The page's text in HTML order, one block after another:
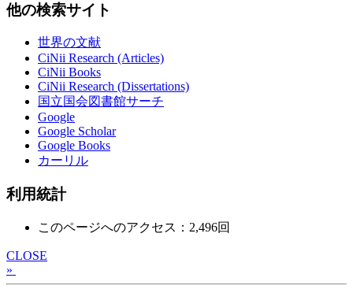
他の検索サイト
世界の文献
CiNii Research (Articles)
CiNii Books
CiNii Research (Dissertations)
国立国会図書館サーチ
Google
Google Scholar
Google Books
カーリル
利用統計
このページへのアクセス：2,496回
CLOSE
»